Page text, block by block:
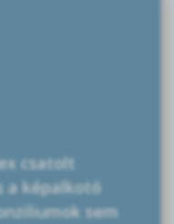
csatolt
a képalkotó
sem